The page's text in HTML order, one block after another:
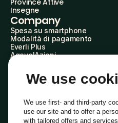
Province Attive
Insegne
Company
Spesa su smartphone
Modalità di pagamento
Everli Plus
AgevolAzioni
Everli Shoppers
Scopri chi siamo
Domande frequenti
We use
We use first- and third-party
use our site and to offer a
with tailored offers and